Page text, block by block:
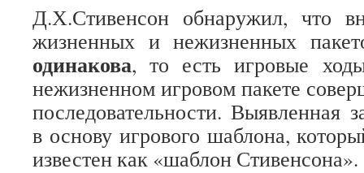
Д.Х.Стивенсон обнаружил, что
жизненных и нежизненных
одинакова, то есть игровые
нежизненном игровом пакете
последовательности. Выявленная
в основу игрового шаблона,
известен как «шаблон Стивенсона».